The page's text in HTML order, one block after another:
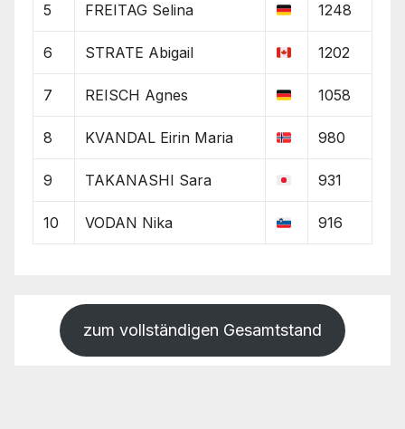
5 FREITAG Selina 1248
6 STRATE Abigail 1202
7 REISCH Agnes 1058
8 KVANDAL Eirin Maria 980
9 TAKANASHI Sara 931
10 VODAN Nika 916
zum vollständigen Gesamtstand